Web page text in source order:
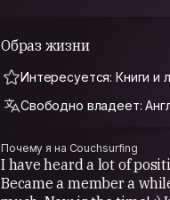
Образ жизни
Интересуется: Книги и
Свободно владеет:
Почему я на Couchsurfing
I have heard a lot of
Became a member a